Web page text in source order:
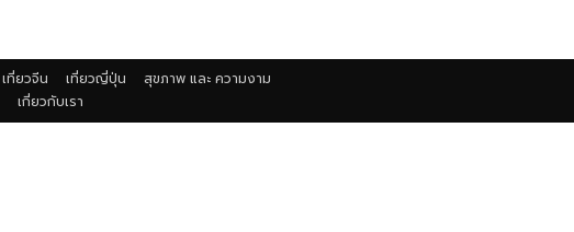
เที่ยวจีน เที่ยวญี่ปุ่น
สุขภาพ และ ความงาม
เกี่ยวกับเรา